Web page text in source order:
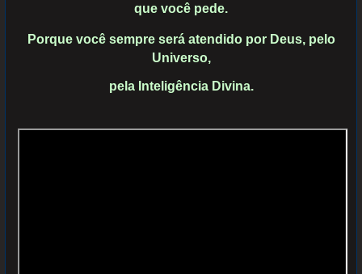
que você pede.
Porque você sempre será atendido por Deus, pelo
Universo,
pela Inteligência Divina.